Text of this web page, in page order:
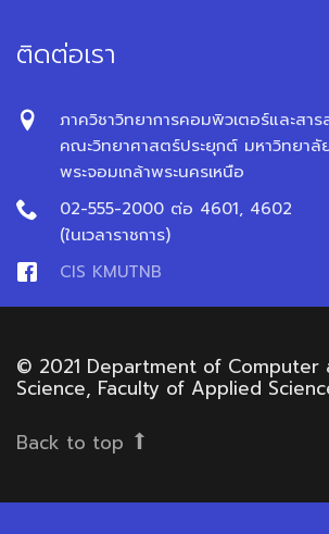
ติดต่อเรา
ภาควิชาวิทยาการคอมพิวเตอร์และสาร
คณะวิทยาศาสตร์ประยุกต์ มหาวิทยาลั
พระจอมเกล้าพระนครเหนือ
02-555-2000 ต่อ 4601, 4602
(ในเวลาราชการ)
CIS KMUTNB
© 2021 Department of Computer
Science, Faculty of Applied
Back to top